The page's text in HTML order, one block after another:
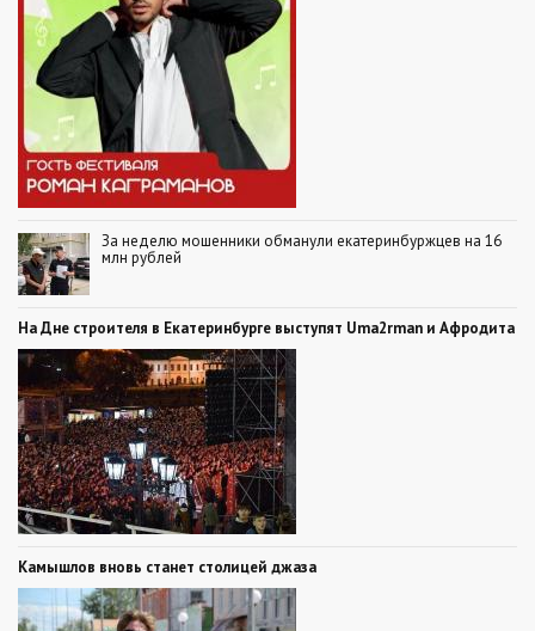
За неделю мошенники обманули екатеринбуржцев на 16
млн рублей
На Дне строителя в Екатеринбурге выступят Uma2rman и Афродита
Камышлов вновь станет столицей джаза